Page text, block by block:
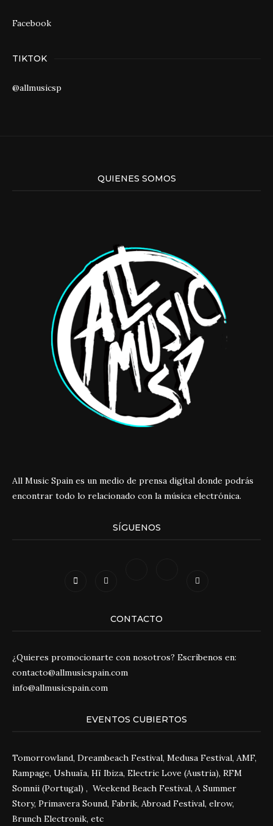
Facebook
TIKTOK
@allmusicsp
QUIENES SOMOS
All Music Spain es un medio de prensa digital donde podrás
encontrar todo lo relacionado con la música electrónica.
SÍGUENOS
CONTACTO
¿Quieres promocionarte con nosotros? Escríbenos en:
contacto@allmusicspain.com
info@allmusicspain.com
EVENTOS CUBIERTOS
Tomorrowland, Dreambeach Festival, Medusa Festival, AMF,
Rampage, Ushuaïa, Hï Ibiza, Electric Love (Austria), RFM
Somnii (Portugal) , Weekend Beach Festival, A Summer
Story, Primavera Sound, Fabrik, Abroad Festival, elrow,
Brunch Electronik, etc